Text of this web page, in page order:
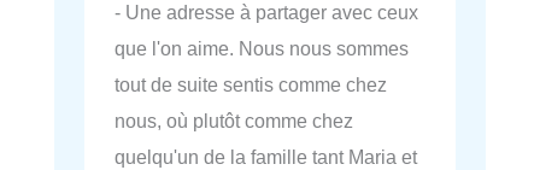
- Une adresse à partager avec ceux
que l'on aime. Nous nous sommes
tout de suite sentis comme chez
nous, où plutôt comme chez
quelqu'un de la famille tant Maria et